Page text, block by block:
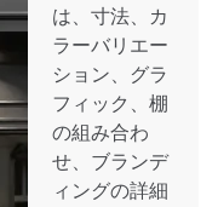
は、寸法、カ
ラーバリエー
ション、グラ
フィック、棚
の組み合わ
せ、ブランデ
ィングの詳細